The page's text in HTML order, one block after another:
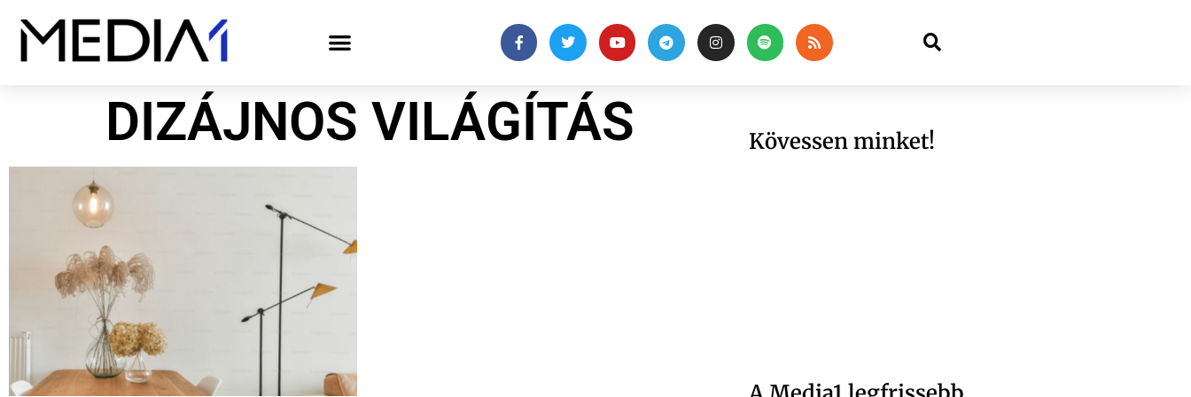
DIZÁJNOS VILÁGÍTÁS Kövessen minket!